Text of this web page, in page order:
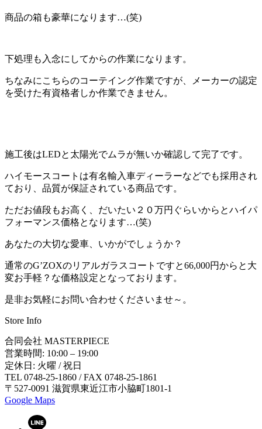
商品の箱も豪華になります…(笑)
下処理も入念にしてからの作業になります。
ちなみにこちらのコーテイング作業ですが、メーカーの認定
を受けた有資格者しか作業できません。
施工後はLEDと太陽光でムラが無いか確認して完了です。
ハイモースコートは有名輸入車ディーラーなどでも採用され
ており、品質が保証されている商品です。
ただお値段もお高く、だいたい２０万円ぐらいからとハイパ
フォーマンス価格となります…(笑)
あなたの大切な愛車、いかがでしょうか？
通常のG’ZOXのリアルガラスコートですと66,000円からと大
変お手軽？な価格設定となっております。
是非お気軽にお問い合わせくださいませ～。
Store Info
合同会社 MASTERPIECE
営業時間: 10:00 – 19:00
定休日: 火曜 / 祝日
TEL 0748-25-1860 / FAX 0748-25-1861
〒527-0091 滋賀県東近江市小脇町1801-1
Google Maps